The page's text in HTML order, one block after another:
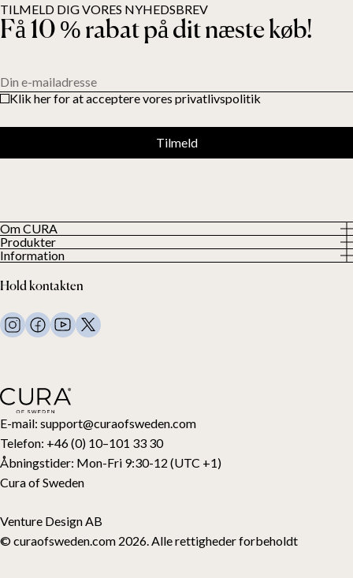
E-mail: support@curaofsweden.com
Telefon: +46 (0) 10–101 33 30
Åbningstider: Mon-Fri 9:30-12 (UTC +1)
Cura of Sweden
Venture Design AB
© curaofsweden.com 2026. Alle rettigheder forbeholdt
Om CURA
Om os
Vores kunder
Produkter
Alle produkter
Tyngdedyner
Sengetøj
Puder og andet
Topmadrasser
Gavekort
Information
Vilkår og betingelser
FAQ
Kontakt os
Hold kontakten
TILMELD DIG VORES NYHEDSBREV
Få 10 % rabat på dit næste køb!
Din e-mailadresse
Klik her for at acceptere vores privatlivspolitik
Tilmeld